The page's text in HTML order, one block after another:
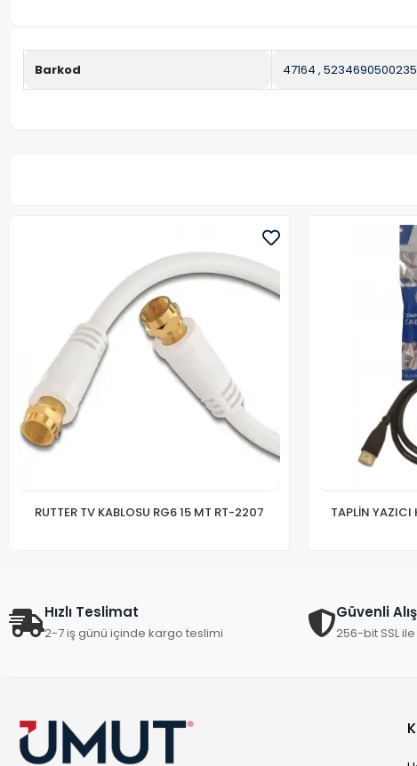
Barkod 47164 , 5234690500235
RUTTER TV KABLOSU RG6 15 MT RT-2207 TAPLİN YAZICI
Hızlı Teslimat
2-7 iş günü içinde kargo teslimi
Güvenli
256-bit SSL